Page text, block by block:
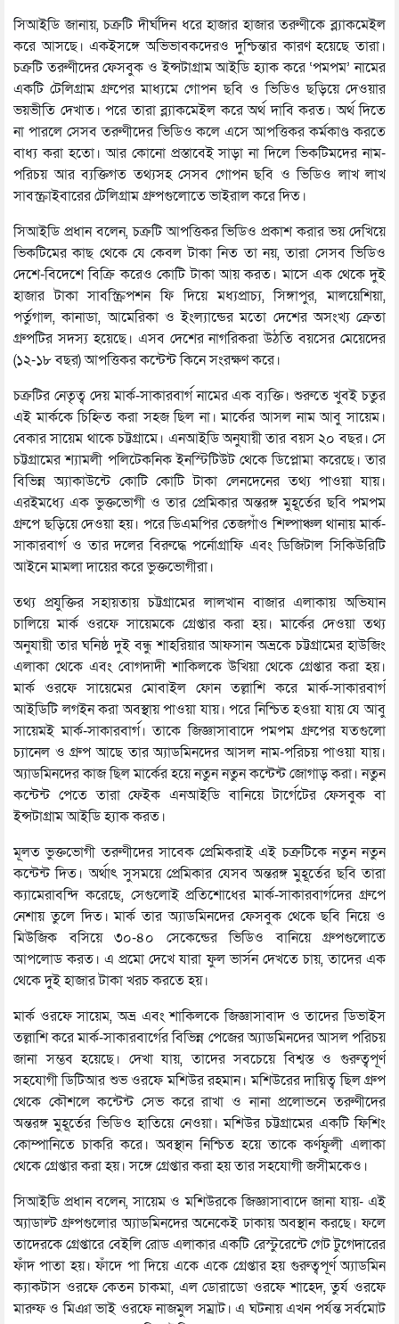
সিআইডি জানায়, চক্রটি দীর্ঘদিন ধরে হাজার হাজার তরুণীকে ব্ল্যাকমেইল
করে আসছে। একইসঙ্গে অভিভাবকদেরও দুশ্চিন্তার কারণ হয়েছে তারা।
চক্রটি তরুণীদের ফেসবুক ও ইন্সটাগ্রাম আইডি হ্যাক করে ‘পমপম’ নামের
একটি টেলিগ্রাম গ্রুপের মাধ্যমে গোপন ছবি ও ভিডিও ছড়িয়ে দেওয়ার
ভয়ভীতি দেখাত। পরে তারা ব্ল্যাকমেইল করে অর্থ দাবি করত। অর্থ দিতে
না পারলে সেসব তরুণীদের ভিডিও কলে এসে আপত্তিকর কর্মকাণ্ড করতে
বাধ্য করা হতো। আর কোনো প্রস্তাবেই সাড়া না দিলে ভিকটিমদের নাম-
পরিচয় আর ব্যক্তিগত তথ্যসহ সেসব গোপন ছবি ও ভিডিও লাখ লাখ
সাবস্ক্রাইবারের টেলিগ্রাম গ্রুপগুলোতে ভাইরাল করে দিত।
সিআইডি প্রধান বলেন, চক্রটি আপত্তিকর ভিডিও প্রকাশ করার ভয় দেখিয়ে
ভিকটিমের কাছ থেকে যে কেবল টাকা নিত তা নয়, তারা সেসব ভিডিও
দেশে-বিদেশে বিক্রি করেও কোটি টাকা আয় করত। মাসে এক থেকে দুই
হাজার টাকা সাবস্ক্রিপশন ফি দিয়ে মধ্যপ্রাচ্য, সিঙ্গাপুর, মালয়েশিয়া,
পর্তুগাল, কানাডা, আমেরিকা ও ইংল্যান্ডের মতো দেশের অসংখ্য ক্রেতা
গ্রুপটির সদস্য হয়েছে। এসব দেশের নাগরিকরা উঠতি বয়সের মেয়েদের
(১২-১৮ বছর) আপত্তিকর কন্টেন্ট কিনে সংরক্ষণ করে।
চক্রটির নেতৃত্ব দেয় মার্ক-সাকারবার্গ নামের এক ব্যক্তি। শুরুতে খুবই চতুর
এই মার্ককে চিহ্নিত করা সহজ ছিল না। মার্কের আসল নাম আবু সায়েম।
বেকার সায়েম থাকে চট্টগ্রামে। এনআইডি অনুযায়ী তার বয়স ২০ বছর। সে
চট্টগ্রামের শ্যামলী পলিটেকনিক ইনস্টিটিউট থেকে ডিপ্লোমা করেছে। তার
বিভিন্ন অ্যাকাউন্টে কোটি কোটি টাকা লেনদেনের তথ্য পাওয়া যায়।
এরইমধ্যে এক ভুক্তভোগী ও তার প্রেমিকার অন্তরঙ্গ মুহূর্তের ছবি পমপম
গ্রুপে ছড়িয়ে দেওয়া হয়। পরে ডিএমপির তেজগাঁও শিল্পাঞ্চল থানায় মার্ক-
সাকারবার্গ ও তার দলের বিরুদ্ধে পর্নোগ্রাফি এবং ডিজিটাল সিকিউরিটি
আইনে মামলা দায়ের করে ভুক্তভোগীরা।
তথ্য প্রযুক্তির সহায়তায় চট্টগ্রামের লালখান বাজার এলাকায় অভিযান
চালিয়ে মার্ক ওরফে সায়েমকে গ্রেপ্তার করা হয়। মার্কের দেওয়া তথ্য
অনুযায়ী তার ঘনিষ্ঠ দুই বন্ধু শাহরিয়ার আফসান অভ্রকে চট্টগ্রামের হাউজিং
এলাকা থেকে এবং বোগদাদী শাকিলকে উখিয়া থেকে গ্রেপ্তার করা হয়।
মার্ক ওরফে সায়েমের মোবাইল ফোন তল্লাশি করে মার্ক-সাকারবার্গ
আইডিটি লগইন করা অবস্থায় পাওয়া যায়। পরে নিশ্চিত হওয়া যায় যে আবু
সায়েমই মার্ক-সাকারবার্গ। তাকে জিজ্ঞাসাবাদে পমপম গ্রুপের যতগুলো
চ্যানেল ও গ্রুপ আছে তার অ্যাডমিনদের আসল নাম-পরিচয় পাওয়া যায়।
অ্যাডমিনদের কাজ ছিল মার্কের হয়ে নতুন নতুন কন্টেন্ট জোগাড় করা। নতুন
কন্টেন্ট পেতে তারা ফেইক এনআইডি বানিয়ে টার্গেটের ফেসবুক বা
ইন্সটাগ্রাম আইডি হ্যাক করত।
মূলত ভুক্তভোগী তরুণীদের সাবেক প্রেমিকরাই এই চক্রটিকে নতুন নতুন
কন্টেন্ট দিত। অর্থাৎ সুসময়ে প্রেমিকার যেসব অন্তরঙ্গ মুহূর্তের ছবি তারা
ক্যামেরাবন্দি করেছে, সেগুলোই প্রতিশোধের মার্ক-সাকারবার্গদের গ্রুপে
নেশায় তুলে দিত। মার্ক তার অ্যাডমিনদের ফেসবুক থেকে ছবি নিয়ে ও
মিউজিক বসিয়ে ৩০-৪০ সেকেন্ডের ভিডিও বানিয়ে গ্রুপগুলোতে
আপলোড করত। এ প্রমো দেখে যারা ফুল ভার্সন দেখতে চায়, তাদের এক
থেকে দুই হাজার টাকা খরচ করতে হয়।
মার্ক ওরফে সায়েম, অভ্র এবং শাকিলকে জিজ্ঞাসাবাদ ও তাদের ডিভাইস
তল্লাশি করে মার্ক-সাকারবার্গের বিভিন্ন পেজের অ্যাডমিনদের আসল পরিচয়
জানা সম্ভব হয়েছে। দেখা যায়, তাদের সবচেয়ে বিশ্বস্ত ও গুরুত্বপূর্ণ
সহযোগী ডিটিআর শুভ ওরফে মশিউর রহমান। মশিউরের দায়িত্ব ছিল গ্রুপ
থেকে কৌশলে কন্টেন্ট সেভ করে রাখা ও নানা প্রলোভনে তরুণীদের
অন্তরঙ্গ মুহূর্তের ভিডিও হাতিয়ে নেওয়া। মশিউর চট্টগ্রামের একটি ফিশিং
কোম্পানিতে চাকরি করে। অবস্থান নিশ্চিত হয়ে তাকে কর্ণফুলী এলাকা
থেকে গ্রেপ্তার করা হয়। সঙ্গে গ্রেপ্তার করা হয় তার সহযোগী জসীমকেও।
সিআইডি প্রধান বলেন, সায়েম ও মশিউরকে জিজ্ঞাসাবাদে জানা যায়- এই
অ্যাডাল্ট গ্রুপগুলোর অ্যাডমিনদের অনেকেই ঢাকায় অবস্থান করছে। ফলে
তাদেরকে গ্রেপ্তারে বেইলি রোড এলাকার একটি রেস্টুরেন্টে গেট টুগেদারের
ফাঁদ পাতা হয়। ফাঁদে পা দিয়ে একে একে গ্রেপ্তার হয় গুরুত্বপূর্ণ অ্যাডমিন
ক্যাকটাস ওরফে কেতন চাকমা, এল ডোরাডো ওরফে শাহেদ, তুর্য ওরফে
মারুফ ও মিঞা ভাই ওরফে নাজমুল সম্রাট। এ ঘটনায় এখন পর্যন্ত সর্বমোট